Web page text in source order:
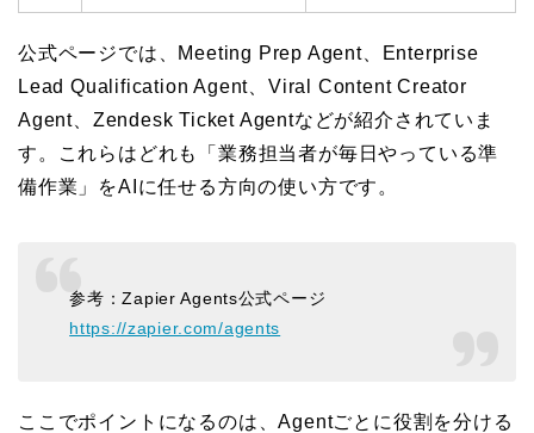
公式ページでは、Meeting Prep Agent、Enterprise
Lead Qualification Agent、Viral Content Creator
Agent、Zendesk Ticket Agentなどが紹介されていま
す。これらはどれも「業務担当者が毎日やっている準
備作業」をAIに任せる方向の使い方です。
参考：Zapier Agents公式ページ
https://zapier.com/agents
ここでポイントになるのは、Agentごとに役割を分ける